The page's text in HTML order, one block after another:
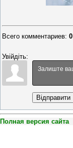
Всего комментариев: 0
Увійдіть:
Відправити
Полная версия сайта